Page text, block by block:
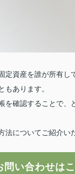
資産を誰が所有し
もあります。
確認することで、
についてご紹介い
問い合わせは